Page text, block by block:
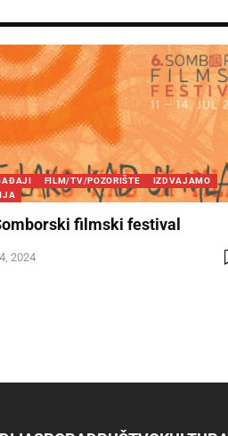
FILM/TV/POZORIŠTE
IZDVAJAMO
filmski festival
2024